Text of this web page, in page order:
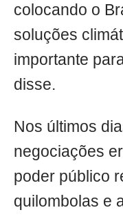
colocando o
soluções
importante
disse.
Nos últimos
negociações
poder público
quilombolas e